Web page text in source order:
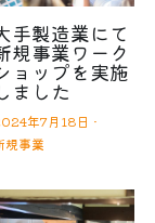
手製造業にて
規事業ワーク
ョップを実施
ました
年7月18日 ·
規事業